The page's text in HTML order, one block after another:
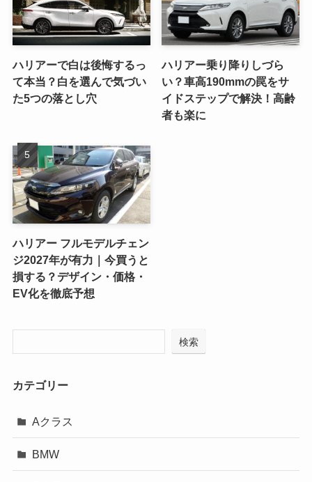
ハリアーで白は後悔するっ
て本当？白を選んで気づい
た5つの落とし穴
ハリアー乗り降りしづら
い？車高190mmの罠をサ
イドステップで解決！高齢
者も楽に
ハリアー フルモデルチェン
ジ2027年が有力｜今買うと
損する？デザイン・価格・
EV化を徹底予想
検索
カテゴリー
Aクラス
BMW